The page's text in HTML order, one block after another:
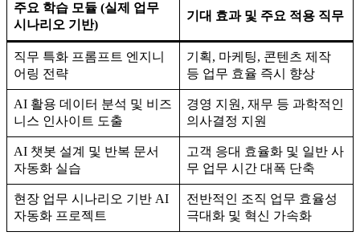
주요 학습 모듈 (실제 업무
시나리오 기반)
기대 효과 및 주요 적용 직무
직무 특화 프롬프트 엔지니
어링 전략
기획, 마케팅, 콘텐츠 제작
등 업무 효율 즉시 향상
AI 활용 데이터 분석 및 비즈
니스 인사이트 도출
경영 지원, 재무 등 과학적인
의사결정 지원
AI 챗봇 설계 및 반복 문서
자동화 실습
고객 응대 효율화 및 일반 사
무 업무 시간 대폭 단축
현장 업무 시나리오 기반 AI
자동화 프로젝트
전반적인 조직 업무 효율성
극대화 및 혁신 가속화